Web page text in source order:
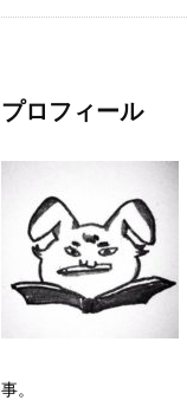
プロフィール
事。